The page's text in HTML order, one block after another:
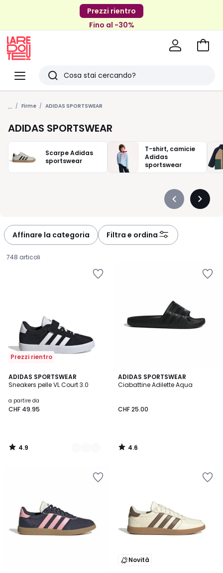
Prezzi rientro
Fino al -30%
Menu
Redoute
Ricerca
Ultimi
articoli
visti
Vai
... Firme ADIDAS SPORTSWEAR
ADIDAS SPORTSWEAR
Scarpe Adidas
sportswear
T-shirt, camicie
Adidas
sportswear
Précédent
à
gauche
Affinare la categoria Filtra e ordina
748 articoli
Prezzi rientro
ADIDAS SPORTSWEAR
Sneakers pelle VL Court 3.0
Prezzo
a
CHF
49.95.
a partire da
CHF 49.95
4.9
/ 5
3
Colori
4.9
/
ADIDAS SPORTSWEAR
Ciabattine Adilette Aqua
CHF 25.00
4.6
/ 5
4.6
/
Novità